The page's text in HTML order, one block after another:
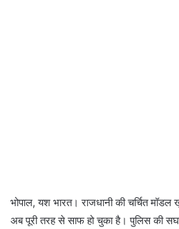
​भोपाल, यश भारत। राजधानी की चर्चित
अब पूरी तरह से साफ हो चुका है। पुलिस की